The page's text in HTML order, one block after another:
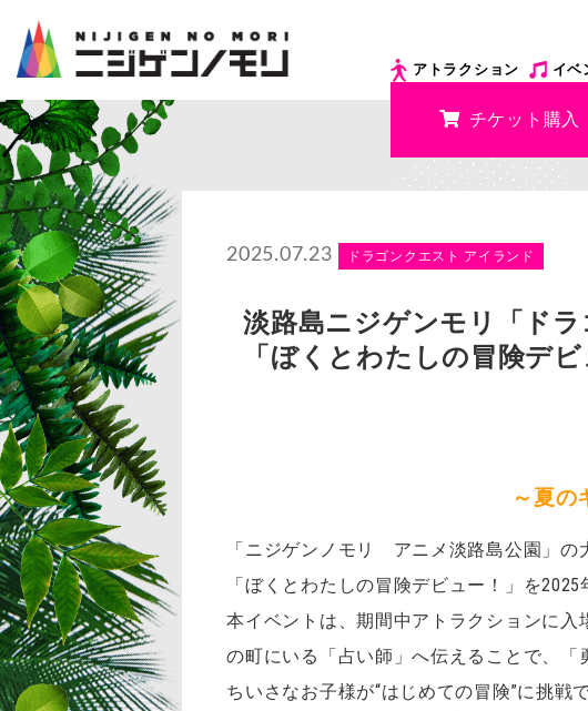
アトラクション イベ
チケット購入
2025.07.23 ドラゴンクエスト アイランド
淡路島ニジゲンモリ「ド
「ぼくとわたしの冒険デビ
～夏の
「ニジゲンノモリ アニメ淡路島公園」の
「ぼくとわたしの冒険デビュー！」を
本イベントは、期間中アトラクションに
の町にいる「占い師」へ伝えることで、「
ちいさなお子様が“はじめての冒険”に挑戦